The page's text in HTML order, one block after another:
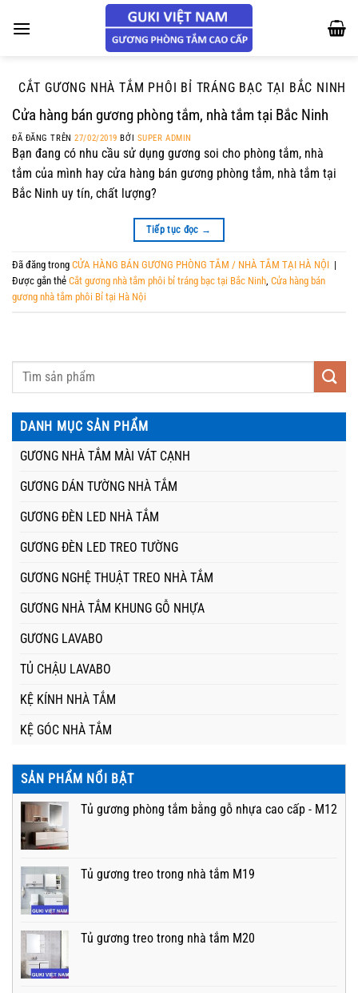
đến
CẮT GƯƠNG NHÀ TẮM PHÔI BỈ TRÁNG BẠC TẠI BẮC NINH
Cửa hàng bán gương phòng tắm, nhà tắm tại Bắc Ninh
ĐÃ ĐĂNG TRÊN27/02/2019 BỞI SUPER ADMIN
Bạn đang có nhu cầu sử dụng gương soi cho phòng tắm, nhà
tắm của mình hay cửa hàng bán gương phòng tắm, nhà tắm tại
Bắc Ninh uy tín, chất lượng?
Tiếp tục đọc →
Đã đăng trong CỬA HÀNG BÁN GƯƠNG PHÒNG TẮM / NHÀ TẮM TẠI HÀ NỘI |
Được gắn thẻ Cắt gương nhà tắm phôi bỉ tráng bạc tại Bắc Ninh Cửa hàng bán
gương nhà tắm phôi Bỉ tại Hà Nội
DANH MỤC SẢN PHẨM
GƯƠNG NHÀ TẮM MÀI VÁT CẠNH
GƯƠNG DÁN TƯỜNG NHÀ TẮM
GƯƠNG ĐÈN LED NHÀ TẮM
GƯƠNG ĐÈN LED TREO TƯỜNG
GƯƠNG NGHỆ THUẬT TREO NHÀ TẮM
GƯƠNG NHÀ TẮM KHUNG GỖ NHỰA
GƯƠNG LAVABO
TỦ CHẬU LAVABO
KỆ KÍNH NHÀ TẮM
KỆ GÓC NHÀ TẮM
SẢN PHẨM NỔI BẬT
Tủ gương phòng tắm bằng gỗ nhựa cao cấp - M12
Tủ gương treo trong nhà tắm M19
Tủ gương treo trong nhà tắm M20